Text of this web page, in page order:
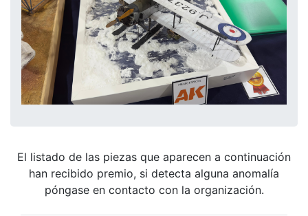
El listado de las piezas que aparecen a continuación
han recibido premio, si detecta alguna anomalía
póngase en contacto con la organización.